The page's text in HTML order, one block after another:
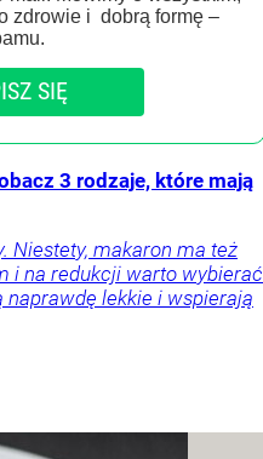
zdrowie i dobrą formę –
SIĘ
3 rodzaje, które mają
Niestety, makaron ma też
i na redukcji warto wybierać
naprawdę lekkie i wspierają